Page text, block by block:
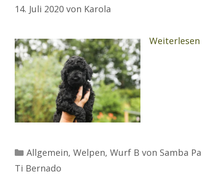
14. Juli 2020 von Karola
Weiterlesen
Kategorien
Allgemein, Welpen, Wurf B von Samba Pa
Ti Bernado